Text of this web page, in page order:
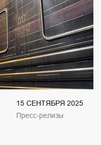
15 СЕНТЯБРЯ 2025
Пресс-релизы